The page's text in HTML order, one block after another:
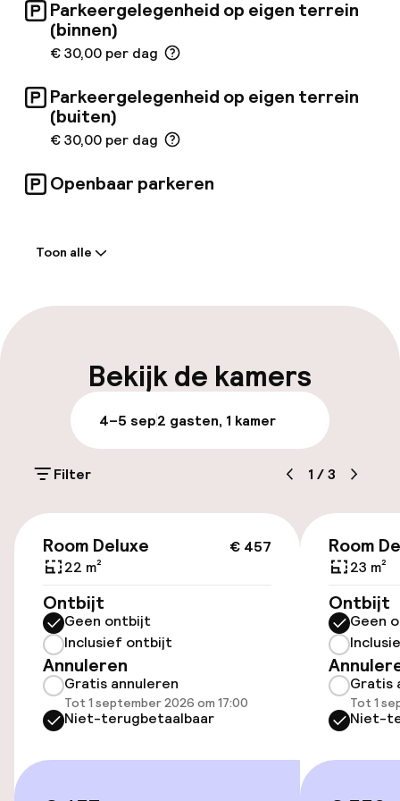
Parkeergelegenheid op eigen terrein
(binnen)
€ 30,00 per dag
Parkeergelegenheid op eigen terrein
(buiten)
€ 30,00 per dag
Openbaar parkeren
Express check-in mogelijk
Bagageruimte
Parkeren & mobiliteit
(buiten)
€ 30,00 per dag
(binnen)
€ 30,00 per dag
Openbaar parkeren
Toegankelijkheid
Toon alle
Bekijk de kamers
4–5 sep2 gasten, 1 kamer
Filter 1 /3
€ 457
Room Deluxe
22 m²
Ontbijt
Geen ontbijt
Inclusief ontbijt
Annuleren
Gratis annuleren
Tot 1 september 2026 om 17:00
Niet-terugbetaalbaar
Room
23 m²
Ontbijt
Geen
Gratis
Tot 1
Niet-